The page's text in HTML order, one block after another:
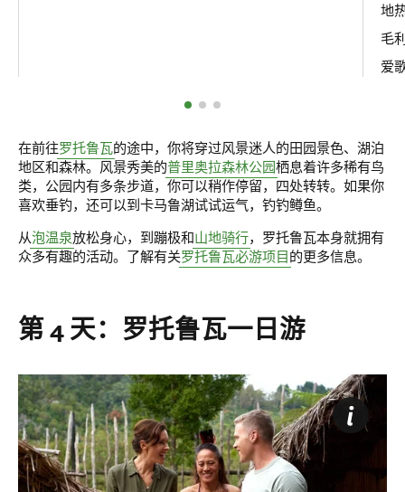
地
毛
爱
在前往罗托鲁瓦的途中，你将穿过风景迷人的田园景色、湖泊
地区和森林。风景秀美的普里奥拉森林公园栖息着许多稀有鸟
类，公园内有多条步道，你可以稍作停留，四处转转。如果你
喜欢垂钓，还可以到卡马鲁湖试试运气，钓钓鳟鱼。
从泡温泉放松身心，到蹦极和山地骑行，罗托鲁瓦本身就拥有
众多有趣的活动。了解有关罗托鲁瓦必游项目 的更多信息。
第 4 天：罗托鲁瓦一日游